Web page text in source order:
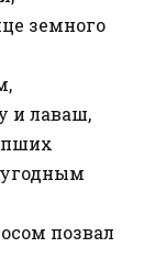
земного
и лаваш,
позвал